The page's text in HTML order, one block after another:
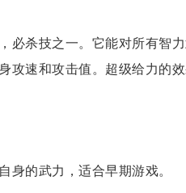
必杀技之一。它能对所有智
攻速和攻击值。超级给力的
身的武力，适合早期游戏。